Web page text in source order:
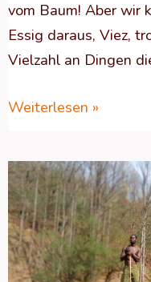
vom Baum! Aber wir
Essig daraus, Viez,
Vielzahl an Dingen
Weiterlesen »
ALLES
IM
GRÜNEN
BEREICH!
Über